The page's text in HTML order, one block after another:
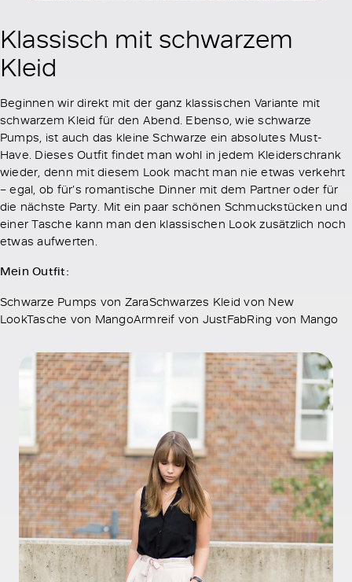
Klassisch mit schwarzem
Kleid
Beginnen wir direkt mit der ganz klassischen Variante mit
schwarzem Kleid für den Abend. Ebenso, wie schwarze
Pumps, ist auch das kleine Schwarze ein absolutes Must-
Have. Dieses Outfit findet man wohl in jedem Kleiderschrank
wieder, denn mit diesem Look macht man nie etwas verkehrt
– egal, ob für’s romantische Dinner mit dem Partner oder für
die nächste Party. Mit ein paar schönen Schmuckstücken und
einer Tasche kann man den klassischen Look zusätzlich noch
etwas aufwerten.
Mein Outfit:
Schwarze Pumps von ZaraSchwarzes Kleid von New
LookTasche von MangoArmreif von JustFabRing von Mango